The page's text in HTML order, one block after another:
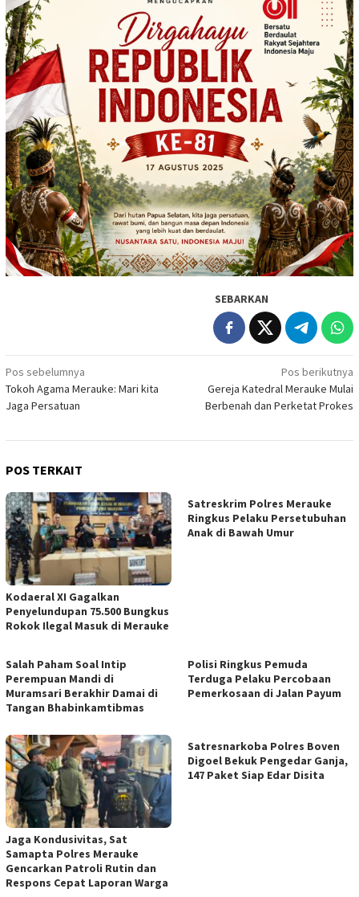
SEBARKAN
Navigasi
pos
Pos sebelumnya
Tokoh Agama Merauke: Mari kita
Jaga Persatuan
Pos berikutnya
Gereja Katedral Merauke Mulai
Berbenah dan Perketat Prokes
POS TERKAIT
​Kodaeral XI Gagalkan
Penyelundupan 75.500 Bungkus
Rokok Ilegal Masuk di Merauke
Satreskrim Polres Merauke
Ringkus Pelaku Persetubuhan
Anak di Bawah Umur
Salah Paham Soal Intip
Perempuan Mandi di
Muramsari Berakhir Damai di
Tangan Bhabinkamtibmas
Polisi Ringkus Pemuda
Terduga Pelaku Percobaan
Pemerkosaan di Jalan Payum
Jaga Kondusivitas, Sat
Samapta Polres Merauke
Gencarkan Patroli Rutin dan
Respons Cepat Laporan Warga
Satresnarkoba Polres Boven
Digoel Bekuk Pengedar Ganja,
147 Paket Siap Edar Disita